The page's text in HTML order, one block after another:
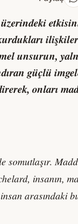
unsurun,
güçlü
onları
somutlaşır.
insanın,
arasındaki